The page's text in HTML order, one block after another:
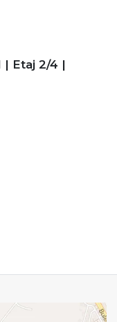
| Etaj 2/4 |